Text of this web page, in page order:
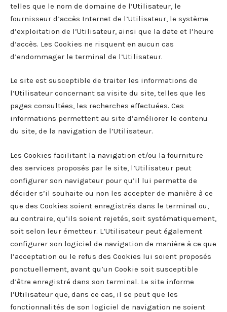
telles que le nom de domaine de l’Utilisateur, le
fournisseur d’accès Internet de l’Utilisateur, le système
d’exploitation de l’Utilisateur, ainsi que la date et l’heure
d’accès. Les Cookies ne risquent en aucun cas
d’endommager le terminal de l’Utilisateur.
Le site est susceptible de traiter les informations de
l’Utilisateur concernant sa visite du site, telles que les
pages consultées, les recherches effectuées. Ces
informations permettent au site d’améliorer le contenu
du site, de la navigation de l’Utilisateur.
Les Cookies facilitant la navigation et/ou la fourniture
des services proposés par le site, l’Utilisateur peut
configurer son navigateur pour qu’il lui permette de
décider s’il souhaite ou non les accepter de manière à ce
que des Cookies soient enregistrés dans le terminal ou,
au contraire, qu’ils soient rejetés, soit systématiquement,
soit selon leur émetteur. L’Utilisateur peut également
configurer son logiciel de navigation de manière à ce que
l’acceptation ou le refus des Cookies lui soient proposés
ponctuellement, avant qu’un Cookie soit susceptible
d’être enregistré dans son terminal. Le site informe
l’Utilisateur que, dans ce cas, il se peut que les
fonctionnalités de son logiciel de navigation ne soient